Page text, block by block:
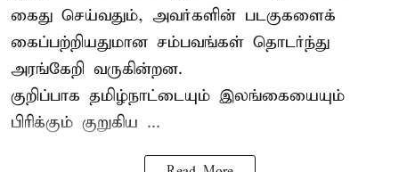
கைது செய்வதும், அவர்களின் படகுகளைக்
கைப்பற்றியதுமான சம்பவங்கள் தொடர்ந்து
அரங்கேறி வருகின்றன.
குறிப்பாக தமிழ்நாட்டையும் இலங்கையையும்
பிரிக்கும் குறுகிய ...